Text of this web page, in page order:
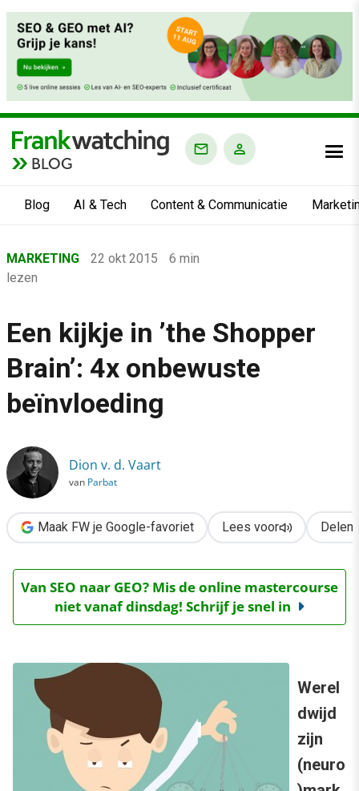
BLOG
Blog AI & Tech Content & Communicatie
›
Marketing
›
Een kijkje in ’the Shopper Brain’: 4x onbewuste beïnvloeding
MARKETING 22 okt 2015
6 min
lezen
Een kijkje in ’the Shopper
Brain’: 4x onbewuste
beïnvloeding
Dion v. d. Vaart
van Parbat
Maak FW je Google-favoriet Lees voor Delen
Van SEO naar GEO? Mis de online mastercourse
niet vanaf dinsdag! Schrijf je snel in
Werel
dwijd
zijn
(neuro